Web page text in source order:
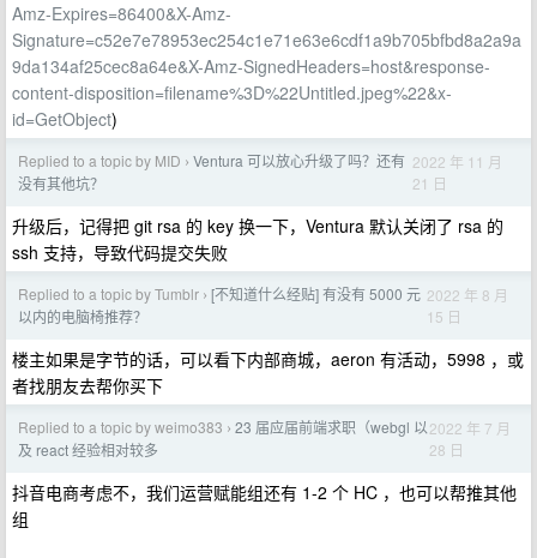
Amz-Expires=86400&X-Amz-
Signature=c52e7e78953ec254c1e71e63e6cdf1a9b705bfbd8a2a9a
9da134af25cec8a64e&X-Amz-SignedHeaders=host&response-
content-disposition=filename%3D%22Untitled.jpeg%22&x-
id=GetObject)
Replied to a topic by MID › Ventura 可以放心升级了吗？还有
没有其他坑？
2022 年 11 月
21 日
升级后，记得把 git rsa 的 key 换一下，Ventura 默认关闭了 rsa 的
ssh 支持，导致代码提交失败
Replied to a topic by Tumblr › [不知道什么经贴] 有没有 5000 元
以内的电脑椅推荐？
2022 年 8 月
15 日
楼主如果是字节的话，可以看下内部商城，aeron 有活动，5998 ，或
者找朋友去帮你买下
Replied to a topic by weimo383 › 23 届应届前端求职（webgl 以
及 react 经验相对较多
2022 年 7 月
28 日
抖音电商考虑不，我们运营赋能组还有 1-2 个 HC ，也可以帮推其他
组